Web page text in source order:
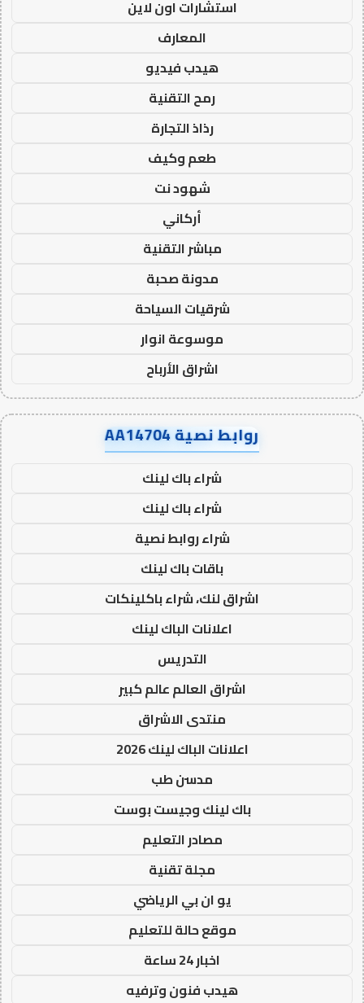
استشارات اون لاين
المعارف
هيدب فيديو
رمح التقنية
رذاذ التجارة
طعم وكيف
شهود نت
أركاني
مباشر التقنية
مدونة صحبة
شرقيات السياحة
موسوعة انوار
اشراق الأرباح
روابط نصية AA14704
شراء باك لينك
شراء باك لينك
شراء روابط نصية
باقات باك لينك
اشراق لنك، شراء باكلينكات
اعلانات الباك لينك
التدريس
اشراق العالم عالم كبير
منتدى الاشراق
اعلانات الباك لينك 2026
مدسن طب
باك لينك وجيست بوست
مصادر التعليم
مجلة تقنية
يو ان بي الرياضي
موقع حالة للتعليم
اخبار 24 ساعة
هيدب فنون وترفيه